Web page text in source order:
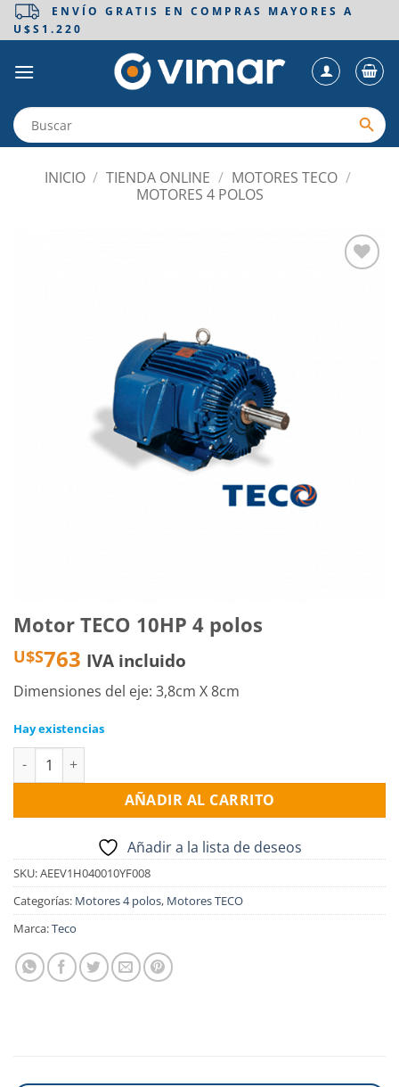
Saltar
ENVÍO GRATIS EN COMPRAS MAYORES A
U$S1.220
INICIO / TIENDA ONLINE / MOTORES TECO /
MOTORES 4 POLOS
Motor TECO 10HP 4 polos
U$S763 IVA incluido
Dimensiones del eje: 3,8cm X 8cm
Hay existencias
Motor TECO 10HP 4 polos cantidad
AÑADIR AL CARRITO
Añadir a la lista de deseos
SKU:AEEV1H040010YF008
Categorías: Motores 4 polos, Motores TECO
Marca:Teco